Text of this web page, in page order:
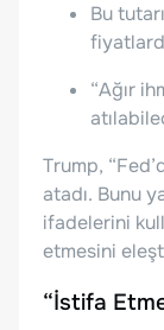
Bu
“Ağır
Trump,
atadı. Bunu
ifadelerini
etmesini
“İstifa